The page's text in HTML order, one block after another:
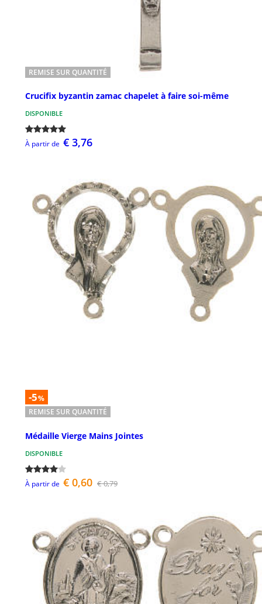
REMISE SUR QUANTITÉ
Crucifix byzantin zamac chapelet à faire soi-même
DISPONIBLE
À partir de € 3,76
-5%
REMISE SUR QUANTITÉ
Médaille Vierge Mains Jointes
DISPONIBLE
À partir de € 0,60 € 0,79